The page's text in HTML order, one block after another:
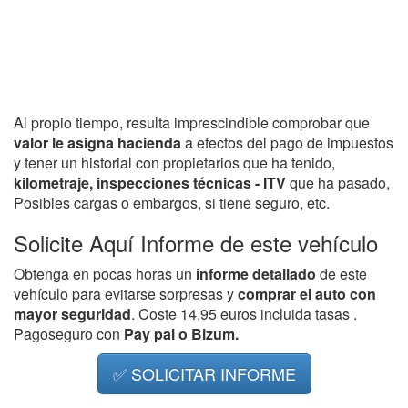
Al propio tiempo, resulta imprescindible comprobar que
valor le asigna haciendaa efectos del pago de impuestos
y tener un historial con propietarios que ha tenido,
kilometraje, inspecciones técnicas - ITVque ha pasado,
Posibles cargas o embargos, si tiene seguro, etc.
Solicite Aquí Informe de este vehículo
Obtenga en pocas horas un informe detallado de este
vehículo para evitarse sorpresas ycomprar el auto con
mayor seguridad. Coste 14,95 euros incluida tasas .
Pagoseguro con Pay pal o Bizum.
✅ SOLICITAR INFORME